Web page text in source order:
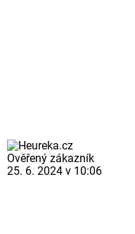
Ověřený zákazník
25. 6. 2024 v 10:06